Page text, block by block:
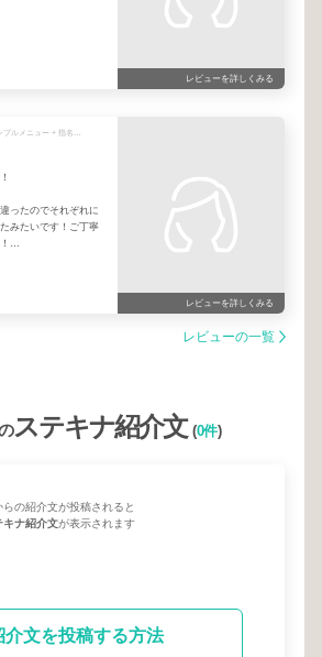
レビューを詳しくみる
ったのでそれぞれに
みたいです！ご丁寧
レビューを詳しくみる
レビューの一覧
ステキナ紹介文(0件)
の紹介文が投稿されると
キナ紹介文が表示されます
介文を投稿する方法